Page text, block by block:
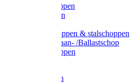
Betonschoppen
Schepbatsen
Ballastschoppen & stalschoppen
Slijtsrip Graan- /Ballastschop
Graanschoppen
Hooivorken